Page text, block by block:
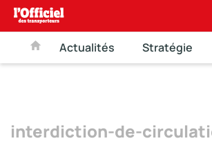
Actualités Stratégie
interdiction-de-